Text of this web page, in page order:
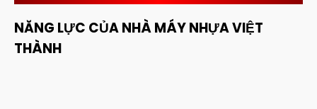
NĂNG LỰC CỦA NHÀ MÁY NHỰA VIỆT
THÀNH